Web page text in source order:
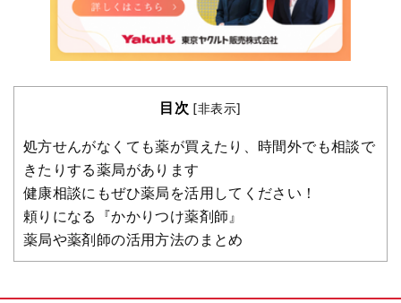
目次 [非表示]
処方せんがなくても薬が買えたり、時間外でも相談で
きたりする薬局があります
健康相談にもぜひ薬局を活用してください！
頼りになる『かかりつけ薬剤師』
薬局や薬剤師の活用方法のまとめ